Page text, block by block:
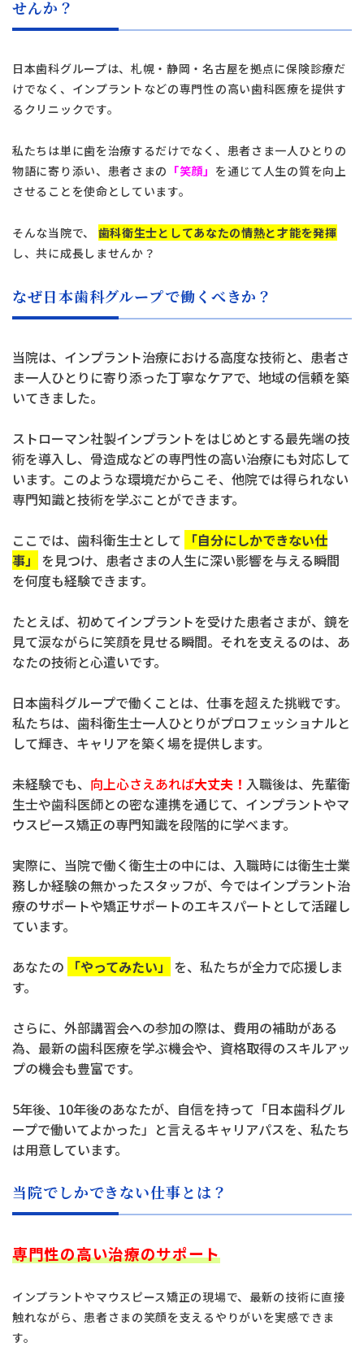
せんか？
日本歯科グループは、札幌・静岡・名古屋を拠点に保険診療だ
けでなく、インプラントなどの専門性の高い歯科医療を提供す
るクリニックです。
私たちは単に歯を治療するだけでなく、患者さま一人ひとりの
物語に寄り添い、患者さまの 「笑顔」 を通じて人生の質を向上
させることを使命としています。
そんな当院で、
歯科衛生士としてあなたの情熱と才能を発揮
し、共に成長しませんか？
なぜ日本歯科グループで働くべきか？
当院は、インプラント治療における高度な技術と、患者さ
ま一人ひとりに寄り添った丁寧なケアで、地域の信頼を築
いてきました。
ストローマン社製インプラントをはじめとする最先端の技
術を導入し、骨造成などの専門性の高い治療にも対応して
います。このような環境だからこそ、他院では得られない
専門知識と技術を学ぶことができます。
ここでは、歯科衛生士として
「自分にしかできない仕
事」
を見つけ、患者さまの人生に深い影響を与える瞬間
を何度も経験できます。
たとえば、初めてインプラントを受けた患者さまが、鏡を
見て涙ながらに笑顔を見せる瞬間。それを支えるのは、あ
なたの技術と心遣いです。
日本歯科グループで働くことは、仕事を超えた挑戦です。
私たちは、歯科衛生士一人ひとりがプロフェッショナルと
して輝き、キャリアを築く場を提供します。
未経験でも、 向上心さえあれば大丈夫！ 入職後は、先輩衛
生士や歯科医師との密な連携を通じて、インプラントやマ
ウスピース矯正の専門知識を段階的に学べます。
実際に、当院で働く衛生士の中には、入職時には衛生士業
務しか経験の無かったスタッフが、今ではインプラント治
療のサポートや矯正サポートのエキスパートとして活躍し
ています。
あなたの 「やってみたい」
を、私たちが全力で応援しま
す。
さらに、外部講習会への参加の際は、費用の補助がある
為、最新の歯科医療を学ぶ機会や、資格取得のスキルアッ
プの機会も豊富です。
5年後、10年後のあなたが、自信を持って「日本歯科グル
ープで働いてよかった」と言えるキャリアパスを、私たち
は用意しています。
当院でしかできない仕事とは？
専門性の高い治療のサポート
インプラントやマウスピース矯正の現場で、最新の技術に直接
触れながら、患者さまの笑顔を支えるやりがいを実感できま
す。